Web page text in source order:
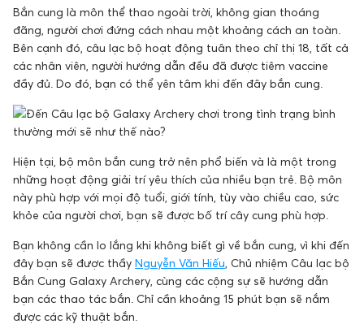
Bắn cung là môn thể thao ngoài trời, không gian thoáng
đãng, người chơi đứng cách nhau một khoảng cách an toàn.
Bên cạnh đó, câu lạc bộ hoạt động tuân theo chỉ thị 18, tất cả
các nhân viên, người hướng dẫn đều đã được tiêm vaccine
đầy đủ. Do đó, bạn có thể yên tâm khi đến đây bắn cung.
Hiện tại, bộ môn bắn cung trở nên phổ biến và là một trong
những hoạt động giải trí yêu thích của nhiều bạn trẻ. Bộ môn
này phù hợp với mọi độ tuổi, giới tính, tùy vào chiều cao, sức
khỏe của người chơi, bạn sẽ được bố trí cây cung phù hợp.
Bạn không cần lo lắng khi không biết gì về bắn cung, vì khi đến
đây bạn sẽ được thầy Nguyễn Văn Hiếu , Chủ nhiệm Câu lạc bộ
Bắn Cung Galaxy Archery, cùng các cộng sự sẽ hướng dẫn
bạn các thao tác bắn. Chỉ cần khoảng 15 phút bạn sẽ nắm
được các kỹ thuật bắn.